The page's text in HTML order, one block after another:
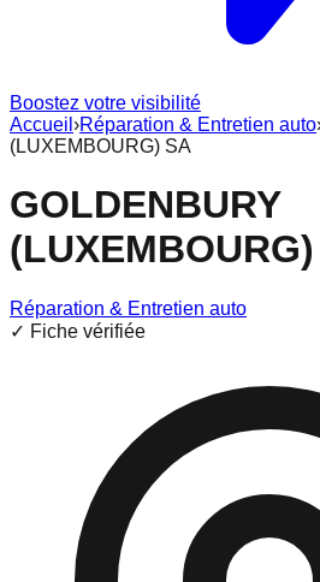
Boostez votre visibilité
Accueil ›Réparation & Entretien auto
(LUXEMBOURG) SA
GOLDENBURY
Réparation & Entretien auto
✓ Fiche vérifiée